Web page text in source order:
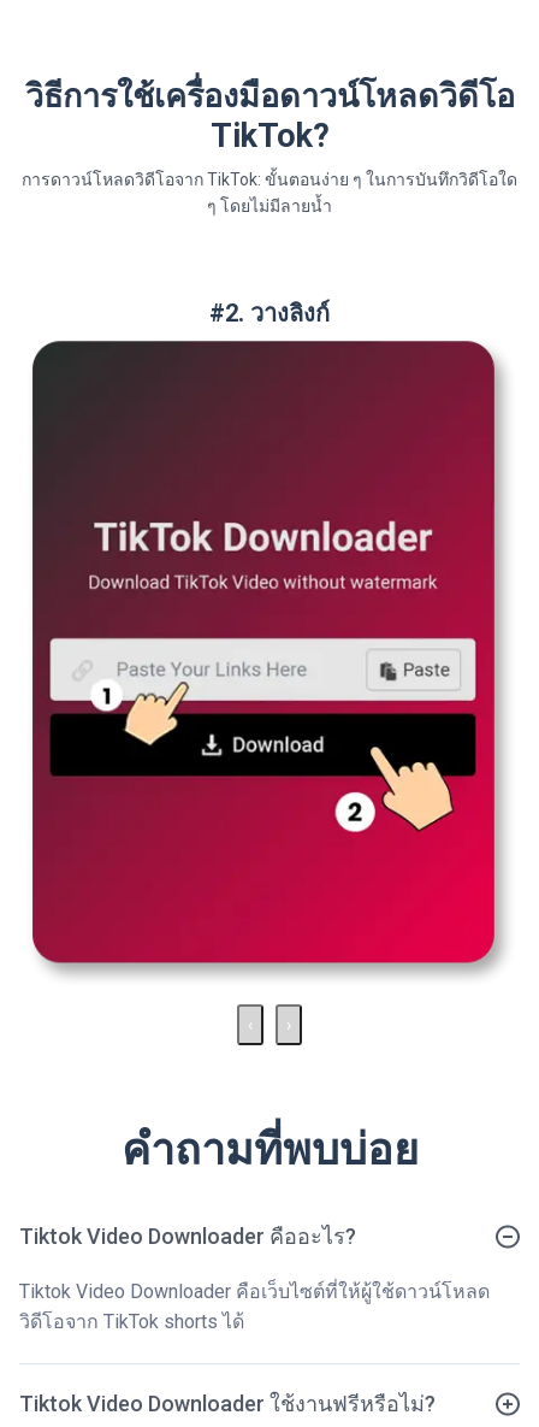
วิธีการใช้เครื่องมือดาวน์โหลดวิดีโอ
TikTok?
การดาวน์โหลดวิดีโอจาก TikTok: ขั้นตอนง่าย ๆ ในการบันทึกวิดีโอใด
ๆ โดยไม่มีลายน้ำ
#2. วางลิงก์
‹ ›
คำถามที่พบบ่อย
Tiktok Video Downloader คืออะไร?
Tiktok Video Downloader คือเว็บไซต์ที่ให้ผู้ใช้ดาวน์โหลด
วิดีโอจาก TikTok shorts ได้
Tiktok Video Downloader ใช้งานฟรีหรือไม่?